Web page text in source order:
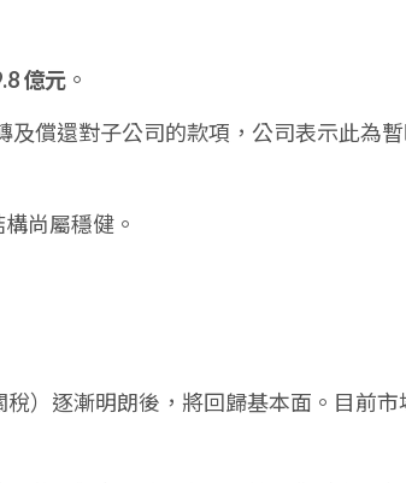
億元 。
及償還對子公司的款項，公司表示此為
構尚屬穩健。
）逐漸明朗後，將回歸基本面。目前市